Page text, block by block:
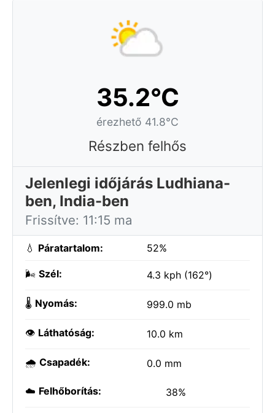
35.2°C
érezhető 41.8°C
Részben felhős
Jelenlegi időjárás Ludhiana-
ben, India-ben
Frissítve: 11:15 ma
💧 Páratartalom: 52%
🌬️ Szél: 4.3 kph (162°)
🌡️ Nyomás: 999.0 mb
👁️ Láthatóság: 10.0 km
🌧️ Csapadék: 0.0 mm
☁️ Felhőborítás: 38%